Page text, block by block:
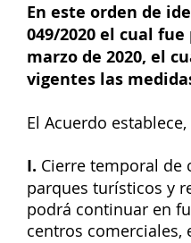
En este orden de
049/2020 el cual
marzo de 2020, el
vigentes las
El Acuerdo
I. Cierre temporal de
parques turísticos y
podrá continuar en
centros comerciales,